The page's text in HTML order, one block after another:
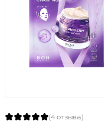
(4 отзыва)